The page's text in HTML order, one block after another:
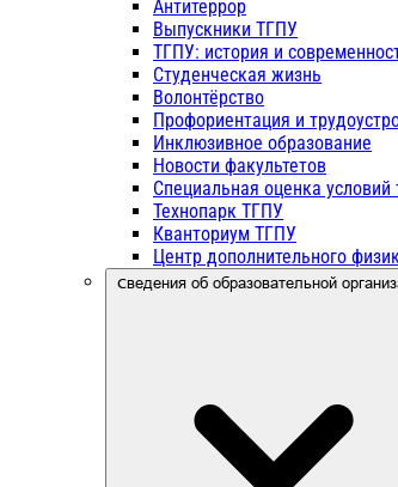
Антитеррор
Выпускники ТГПУ
ТГПУ: история и
Студенческая жизнь
Волонтёрство
Профориентация и
Инклюзивное образование
Новости факультетов
Специальная оценка условий
Технопарк ТГПУ
Кванториум ТГПУ
Центр дополнительного
Сведения об образовательной